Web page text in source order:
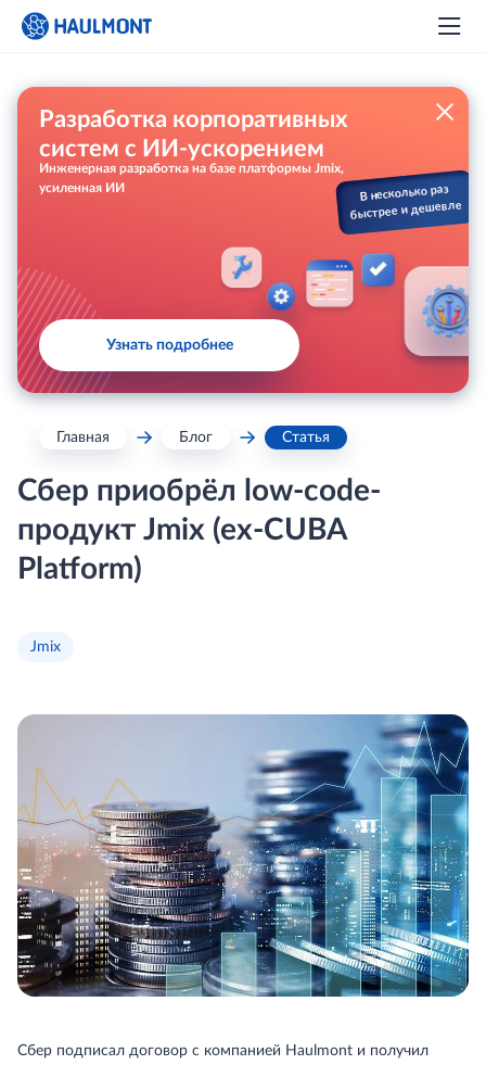
В несколько раз
быстрее и дешевле
Разработка корпоративных
систем с ИИ-ускорением
Инженерная разработка на базе платформы Jmix,
усиленная ИИ
Узнать подробнее
Главная Блог Статья
Сбер приобрёл low-code-
продукт Jmix (ex-CUBA
Platform)
Jmix
Сбер подписал договор с компанией Haulmont и получил